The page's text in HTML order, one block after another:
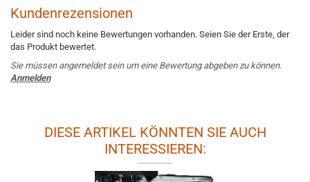
Kundenrezensionen
Leider sind noch keine Bewertungen vorhanden. Seien Sie der Erste, der
das Produkt bewertet.
Sie müssen angemeldet sein um eine Bewertung abgeben zu können.
Anmelden
DIESE ARTIKEL KÖNNTEN SIE AUCH
INTERESSIEREN: